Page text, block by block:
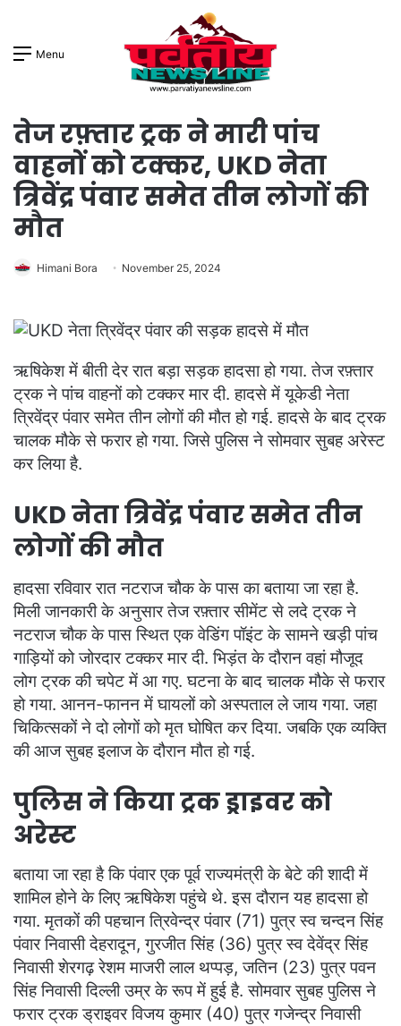
Menu
तेज रफ़्तार ट्रक ने मारी पांच
वाहनों को टक्कर, UKD नेता
त्रिवेंद्र पंवार समेत तीन लोगों की
मौत
Himani Bora November 25, 2024
ऋषिकेश में बीती देर रात बड़ा सड़क हादसा हो गया. तेज रफ़्तार
ट्रक ने पांच वाहनों को टक्कर मार दी. हादसे में यूकेडी नेता
त्रिवेंद्र पंवार समेत तीन लोगों की मौत हो गई. हादसे के बाद ट्रक
चालक मौके से फरार हो गया. जिसे पुलिस ने सोमवार सुबह अरेस्ट
कर लिया है.
UKD नेता त्रिवेंद्र पंवार समेत तीन
लोगों की मौत
हादसा रविवार रात नटराज चौक के पास का बताया जा रहा है.
मिली जानकारी के अनुसार तेज रफ़्तार सीमेंट से लदे ट्रक ने
नटराज चौक के पास स्थित एक वेडिंग पॉइंट के सामने खड़ी पांच
गाड़ियों को जोरदार टक्कर मार दी. भिड़ंत के दौरान वहां मौजूद
लोग ट्रक की चपेट में आ गए. घटना के बाद चालक मौके से फरार
हो गया. आनन-फानन में घायलों को अस्पताल ले जाय गया. जहा
चिकित्सकों ने दो लोगों को मृत घोषित कर दिया. जबकि एक व्यक्ति
की आज सुबह इलाज के दौरान मौत हो गई.
पुलिस ने किया ट्रक ड्राइवर को
अरेस्ट
बताया जा रहा है कि पंवार एक पूर्व राज्यमंत्री के बेटे की शादी में
शामिल होने के लिए ऋषिकेश पहुंचे थे. इस दौरान यह हादसा हो
गया. मृतकों की पहचान त्रिवेन्द्र पंवार (71) पुत्र स्व चन्दन सिंह
पंवार निवासी देहरादून, गुरजीत सिंह (36) पुत्र स्व देवेंद्र सिंह
निवासी शेरगढ़ रेशम माजरी लाल थप्पड़, जतिन (23) पुत्र पवन
सिंह निवासी दिल्ली उम्र के रूप में हुई है. सोमवार सुबह पुलिस ने
फरार ट्रक ड्राइवर विजय कुमार (40) पुत्र गजेन्द्र निवासी